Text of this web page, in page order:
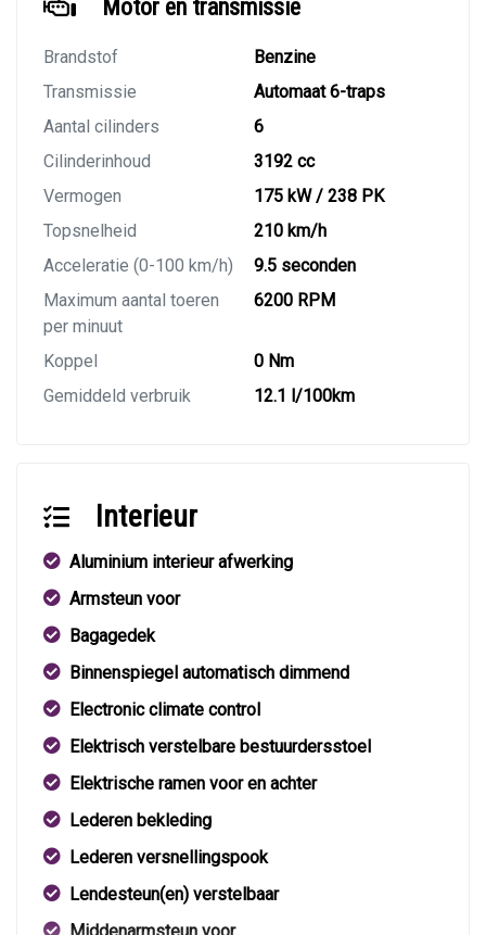
Motor en transmissie
Brandstof
Benzine
Transmissie
Automaat 6-traps
Aantal cilinders
6
Cilinderinhoud
3192 cc
Vermogen
175 kW / 238 PK
Topsnelheid
210 km/h
Acceleratie (0-100 km/h)
9.5 seconden
Maximum aantal toeren
per minuut
6200 RPM
Koppel
0 Nm
Gemiddeld verbruik
12.1 l/100km
Interieur
Aluminium interieur afwerking
Armsteun voor
Bagagedek
Binnenspiegel automatisch dimmend
Electronic climate control
Elektrisch verstelbare bestuurdersstoel
Elektrische ramen voor en achter
Lederen bekleding
Lederen versnellingspook
Lendesteun(en) verstelbaar